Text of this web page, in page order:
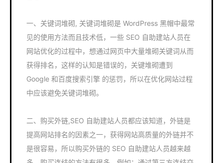
一、关键词堆砌, 关键词堆砌是 WordPress 黑帽中最常
见的使用方法而且技术低，一些 SEO 自助建站人员在
网站优化的过程中，想通过网页中大量堆砌关键词从而
获得排名，这样的认知是错误的，关键堆砌遭到
Google 和百度搜索引擎 的惩罚，所以在优化网站过程
中应该避免关键词堆砌。
二、购买外链,SEO 自助建站人员都应该知道，外链是
提高网站排名的因素之一，获得网站高质量的外链并不
是很容易，所以购买外链的 SEO 自助建站人员越来越